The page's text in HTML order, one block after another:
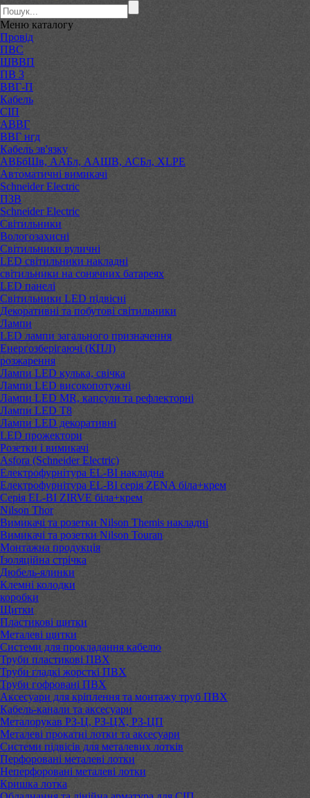
Меню каталогу
Провід
ПВС
ШВВП
ПВ 3
ВВГ-П
Кабель
СІП
АВВГ
ВВГ нгд
Кабель зв'язку
АВБбШв, ААБл, ААШВ, АСБл, XLPE
Автоматичні вимикачі
Schneider Electric
ПЗВ
Schneider Electric
Світильники
Вологозахисні
Світильники вуличні
LED світильники накладні
світильники на сонячних батареях
LED панелі
Світильники LED підвісні
Декоративні та побутові світильники
Лампи
LED лампи загального призначення
Енергозберігаючі (КПЛ)
розжарення
Лампи LED кулька, свічка
Лампи LED високопотужні
Лампи LED MR, капсули та рефлекторні
Лампи LED Т8
Лампи LED декоративні
LED прожектори
Розетки і вимикачі
Asfora (Schneider Electric)
Електрофурнітура EL-BI накладна
Електрофурнітура EL-BI серія ZENA біла+крем
Серія EL-BI ZIRVE біла+крем
Nilson Thor
Вимикачі та розетки Nilson Themis накладні
Вимикачі та розетки Nilson Touran
Монтажна продукція
Ізоляційна стрічка
Дюбель-ялинки
Клемні колодки
коробки
Щитки
Пластикові щитки
Металеві щитки
Системи для прокладання кабелю
Труби пластикові ПВХ
Труби гладкі жорсткі ПВХ
Труби гофровані ПВХ
Аксесуари для кріплення та монтажу труб ПВХ
Кабель-канали та аксесуари
Металорукав РЗ-Ц, РЗ-ЦХ, РЗ-ЦП
Металеві прокатні лотки та аксесуари
Системи підвісів для металевих лотків
Перфоровані металеві лотки
Неперфоровані металеві лотки
Кришка лотка